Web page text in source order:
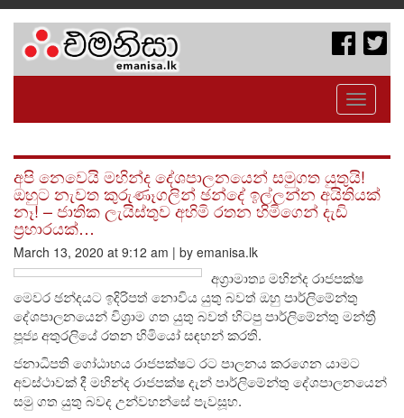
Toggle
අපි නෙවෙයි මහින්ද දේශපාලනයෙන් සමුගත යුතුයි!
ඔහුට නැවත කුරුණෑගලින් ඡන්දේ ඉල්ලන්න අයිතියක්
නෑ! – ජාතික ලැයිස්තුව අහිමි රතන හිමිගෙන් දැඩි
ප්‍රහාරයක්…
March 13, 2020 at 9:12 am | by emanisa.lk
අග්‍රාමාත්‍ය මහින්ද රාජපක්ෂ
මෙවර ඡන්දයට ඉදිරිපත් නොවිය යුතු බවත් ඔහු පාර්ලිමේන්තු
දේශපාලනයෙන් විශ‍්‍රාම ගත යුතු බවත් හිටපු පාර්ලිමේන්තු මන්ත්‍රී
පූජ්‍ය අතුරලියේ රතන හිමියෝ සඳහන් කරති.
ජනාධිපති ගෝඨාභය රාජපක්ෂට රට පාලනය කරගෙන යාමට
අවස්ථාවක් දී මහින්ද රාජපක්ෂ දැන් පාර්ලිමේන්තු දේශපාලනයෙන්
සමු ගත යුතු බවද උන්වහන්සේ පැවසූහ.